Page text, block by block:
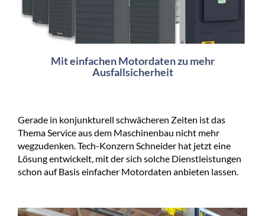
Mit einfachen Motordaten zu mehr
Ausfallsicherheit
Gerade in konjunkturell schwächeren Zeiten ist das
Thema Service aus dem Maschinenbau nicht mehr
wegzudenken. Tech-Konzern Schneider hat jetzt eine
Lösung entwickelt, mit der sich solche Dienstleistungen
schon auf Basis einfacher Motordaten anbieten lassen.